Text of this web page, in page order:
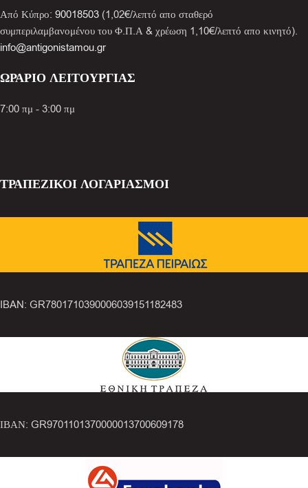
Από Κύπρο: 90018503 (1,02€/λεπτό απο σταθερό
συμπεριλαμβανομένου του Φ.Π.Α & χρέωση 1,10€/λεπτό απο κινητό).
info@antigonistamou.gr
ΩΡΑΡΙΟ ΛΕΙΤΟΥΡΓΙΑΣ
7:00 πμ - 3:00 πμ
ΤΡΑΠΕΖΙΚΟΙ ΛΟΓΑΡΙΑΣΜΟΙ
IBAN: GR7801710390006039151182483
ΙΒΑΝ: GR9701101370000013700609178